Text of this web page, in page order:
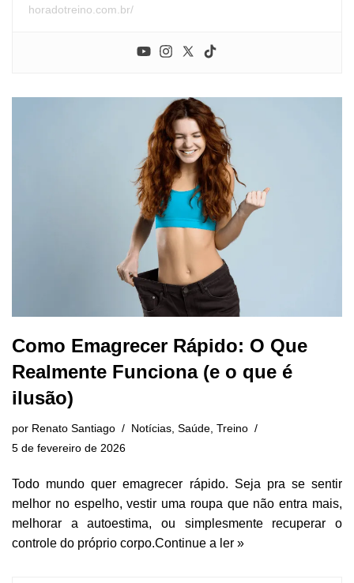
horadotreino.com.br/
Como Emagrecer Rápido: O Que
Realmente Funciona (e o que é
ilusão)
por Renato Santiago Notícias, Saúde, Treino
5 de fevereiro de 2026
Todo mundo quer emagrecer rápido. Seja pra se sentir
melhor no espelho, vestir uma roupa que não entra mais,
melhorar a autoestima, ou simplesmente recuperar o
controle do próprio corpo.Continue a ler »